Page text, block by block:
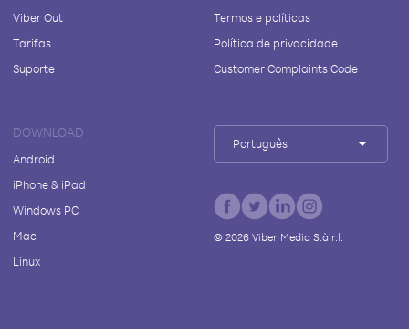
Viber Out
Tarifas
Suporte
Termos e políticas
Política de privacidade
Customer Complaints Code
DOWNLOAD
Android
iPhone & iPad
Windows PC
Mac
Linux
Português
© 2026Viber Media S.à r.l.